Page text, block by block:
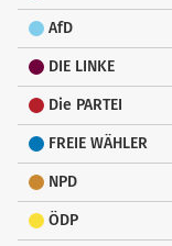
AfD
DIE LINKE
Die PARTEI
FREIE WÄHLER
NPD
ÖDP